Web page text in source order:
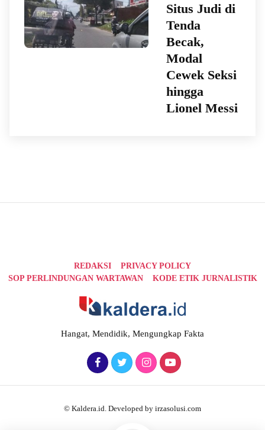
Situs Judi di
Tenda
Becak,
Modal
Cewek Seksi
hingga
Lionel Messi
REDAKSI
PRIVACY POLICY
SOP PERLINDUNGAN WARTAWAN
KODE ETIK JURNALISTIK
Hangat, Mendidik, Mengungkap Fakta
© Kaldera.id. Developed by irzasolusi.com